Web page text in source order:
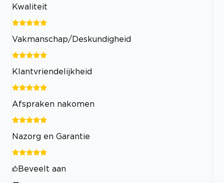
Kwaliteit
Vakmanschap/Deskundigheid
Klantvriendelijkheid
Afspraken nakomen
Nazorg en Garantie
Beveelt aan